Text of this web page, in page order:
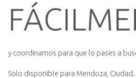
y coordinamos para que lo pases a
Solo disponible para Mendoza, Ciudad.